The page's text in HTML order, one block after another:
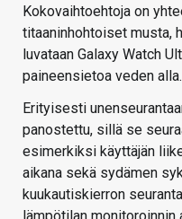
Kokovaihtoehtoja on
titaaninhohtoiset musta,
luvataan Galaxy Watch
paineensietoa veden alla.
Erityisesti
panostettu, sillä se
esimerkiksi käyttäjän
aikana sekä sydämen
kuukautiskierron